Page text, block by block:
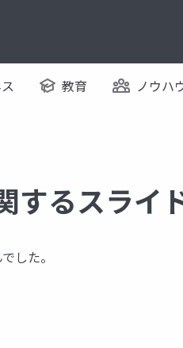
教育 ノウハ
するスライ
した。